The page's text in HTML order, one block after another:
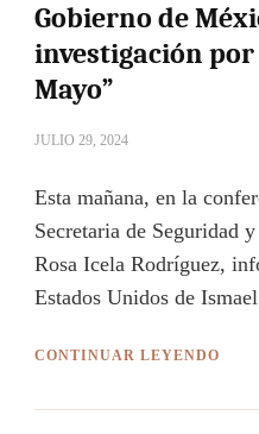
Gobierno de
investigación por
Mayo”
JULIO 29, 2024
Esta mañana, en la
Secretaria de Seguridad
Rosa Icela Rodríguez,
Estados Unidos de
CONTINUAR LEYENDO